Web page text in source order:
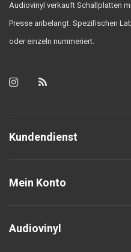
Audiovinyl verkauft Schallplatten
Presse anbelangt. Spezifischen
oder einzeln nummeriert.
Kundendienst
Mein Konto
Audiovinyl